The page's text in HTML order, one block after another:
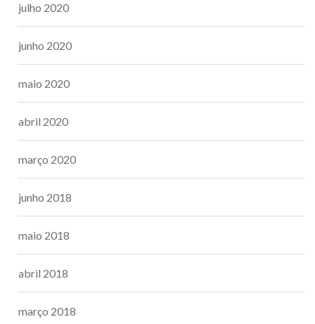
julho 2020
junho 2020
maio 2020
abril 2020
março 2020
junho 2018
maio 2018
abril 2018
março 2018